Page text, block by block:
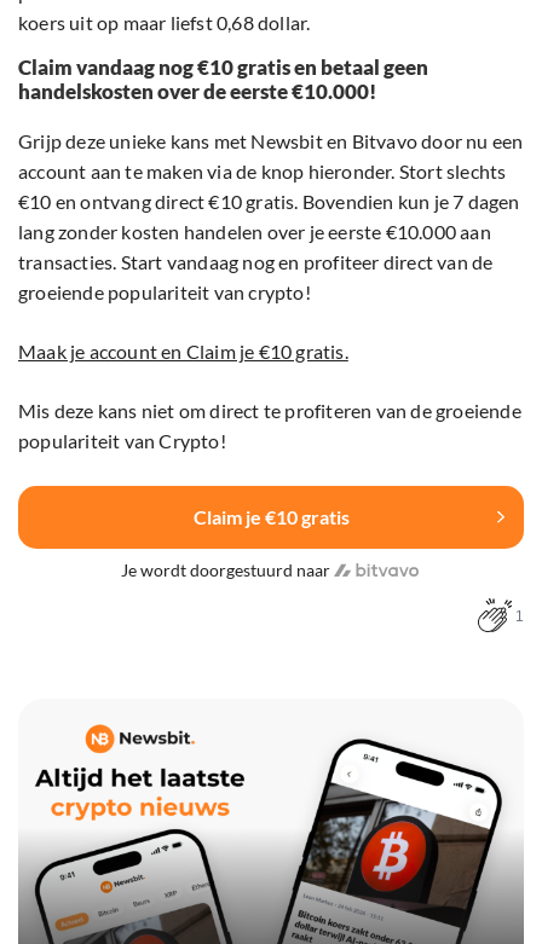
koers uit op maar liefst 0,68 dollar.
Claim vandaag nog €10 gratis en betaal geen
handelskosten over de eerste €10.000!
Grijp deze unieke kans met Newsbit en Bitvavo door nu een
account aan te maken via de knop hieronder. Stort slechts
€10 en ontvang direct €10 gratis. Bovendien kun je 7 dagen
lang zonder kosten handelen over je eerste €10.000 aan
transacties. Start vandaag nog en profiteer direct van de
groeiende populariteit van crypto!
Maak je account en Claim je €10 gratis.
Mis deze kans niet om direct te profiteren van de groeiende
populariteit van Crypto!
Claim je €10 gratis
Je wordt doorgestuurd naar
1